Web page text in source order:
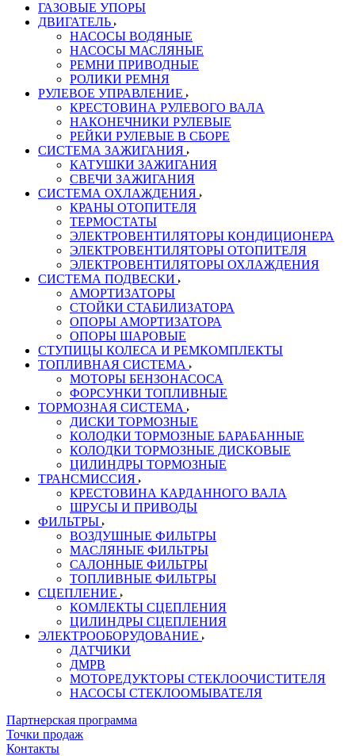
ГАЗОВЫЕ УПОРЫ
ДВИГАТЕЛЬ
НАСОСЫ ВОДЯНЫЕ
НАСОСЫ МАСЛЯНЫЕ
РЕМНИ ПРИВОДНЫЕ
РОЛИКИ РЕМНЯ
РУЛЕВОЕ УПРАВЛЕНИЕ
КРЕСТОВИНА РУЛЕВОГО ВАЛА
НАКОНЕЧНИКИ РУЛЕВЫЕ
РЕЙКИ РУЛЕВЫЕ В СБОРЕ
СИСТЕМА ЗАЖИГАНИЯ
КАТУШКИ ЗАЖИГАНИЯ
СВЕЧИ ЗАЖИГАНИЯ
СИСТЕМА ОХЛАЖДЕНИЯ
КРАНЫ ОТОПИТЕЛЯ
ТЕРМОСТАТЫ
ЭЛЕКТРОВЕНТИЛЯТОРЫ КОНДИЦИОНЕРА
ЭЛЕКТРОВЕНТИЛЯТОРЫ ОТОПИТЕЛЯ
ЭЛЕКТРОВЕНТИЛЯТОРЫ ОХЛАЖДЕНИЯ
СИСТЕМА ПОДВЕСКИ
АМОРТИЗАТОРЫ
СТОЙКИ СТАБИЛИЗАТОРА
ОПОРЫ АМОРТИЗАТОРА
ОПОРЫ ШАРОВЫЕ
СТУПИЦЫ КОЛЕСА И РЕМКОМПЛЕКТЫ
ТОПЛИВНАЯ СИСТЕМА
МОТОРЫ БЕНЗОНАСОСА
ФОРСУНКИ ТОПЛИВНЫЕ
ТОРМОЗНАЯ СИСТЕМА
ДИСКИ ТОРМОЗНЫЕ
КОЛОДКИ ТОРМОЗНЫЕ БАРАБАННЫЕ
КОЛОДКИ ТОРМОЗНЫЕ ДИСКОВЫЕ
ЦИЛИНДРЫ ТОРМОЗНЫЕ
ТРАНСМИССИЯ
КРЕСТОВИНА КАРДАННОГО ВАЛА
ШРУСЫ И ПРИВОДЫ
ФИЛЬТРЫ
ВОЗДУШНЫЕ ФИЛЬТРЫ
МАСЛЯНЫЕ ФИЛЬТРЫ
САЛОННЫЕ ФИЛЬТРЫ
ТОПЛИВНЫЕ ФИЛЬТРЫ
СЦЕПЛЕНИЕ
КОМЛЕКТЫ СЦЕПЛЕНИЯ
ЦИЛИНДРЫ СЦЕПЛЕНИЯ
ЭЛЕКТРООБОРУДОВАНИЕ
ДАТЧИКИ
ДМРВ
МОТОРЕДУКТОРЫ СТЕКЛООЧИСТИТЕЛЯ
НАСОСЫ СТЕКЛООМЫВАТЕЛЯ
Партнерская программа
Точки продаж
Контакты